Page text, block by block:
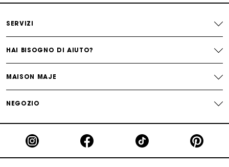
SERVIZI
HAI BISOGNO DI AIUTO?
MAISON MAJE
NEGOZIO